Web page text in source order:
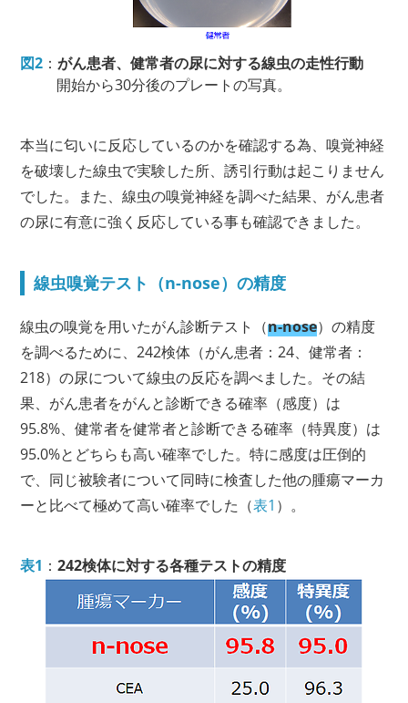
図2 ：がん患者、健常者の尿に対する線虫の走性行動
開始から30分後のプレートの写真。
本当に匂いに反応しているのかを確認する為、嗅覚神経
を破壊した線虫で実験した所、誘引行動は起こりません
でした。また、線虫の嗅覚神経を調べた結果、がん患者
の尿に有意に強く反応している事も確認できました。
線虫嗅覚テスト（n-nose）の精度
線虫の嗅覚を用いたがん診断テスト（n-nose）の精度
を調べるために、242検体（がん患者：24、健常者：
218）の尿について線虫の反応を調べました。その結
果、がん患者をがんと診断できる確率（感度）は
95.8%、健常者を健常者と診断できる確率（特異度）は
95.0%とどちらも高い確率でした。特に感度は圧倒的
で、同じ被験者について同時に検査した他の腫瘍マーカ
ーと比べて極めて高い確率でした（表1 ）。
表1 ：242検体に対する各種テストの精度